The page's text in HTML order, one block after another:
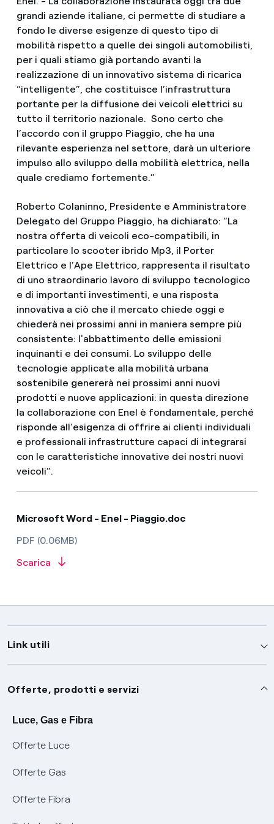
grandi aziende italiane, ci permette di studiare a
fondo le diverse esigenze di questo tipo di
mobilità rispetto a quelle dei singoli automobilisti,
per i quali stiamo già portando avanti la
realizzazione di un innovativo sistema di ricarica
“intelligente”, che costituisce l’infrastruttura
portante per la diffusione dei veicoli elettrici su
tutto il territorio nazionale. Sono certo che
l’accordo con il gruppo Piaggio, che ha una
rilevante esperienza nel settore, darà un ulteriore
impulso allo sviluppo della mobilità elettrica, nella
quale crediamo fortemente.”
Roberto Colaninno, Presidente e Amministratore
Delegato del Gruppo Piaggio, ha dichiarato: “La
nostra offerta di veicoli eco-compatibili, in
particolare lo scooter ibrido Mp3, il Porter
Elettrico e l’Ape Elettrico, rappresenta il risultato
di uno straordinario lavoro di sviluppo tecnologico
e di importanti investimenti, e una risposta
innovativa a ciò che il mercato chiede oggi e
chiederà nei prossimi anni in maniera sempre più
consistente: l'abbattimento delle emissioni
inquinanti e dei consumi. Lo sviluppo delle
tecnologie applicate alla mobilità urbana
sostenibile genererà nei prossimi anni nuovi
prodotti e nuove applicazioni: in questa direzione
la collaborazione con Enel è fondamentale, perché
risponde all’esigenza di offrire ai clienti individuali
e professionali infrastrutture capaci di integrarsi
con le caratteristiche innovative dei nostri nuovi
veicoli”.
Microsoft Word - Enel - Piaggio.doc
PDF (0.06MB)
Scarica
Link utili
Assistenza
Avvisi
SOS luce e gas
Conciliazioni e risoluzione delle controversie
Negoziazione paritetica
Servizi
Offerte, prodotti e servizi
Luce, Gas e Fibra
Offerte Luce
Offerte Gas
Offerte Fibra